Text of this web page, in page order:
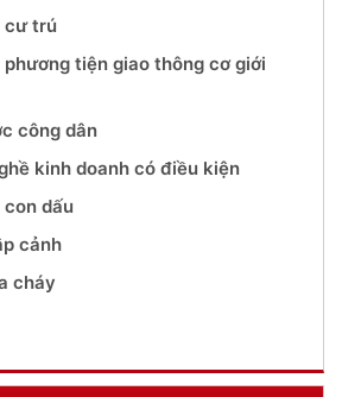
cư trú
tiện giao thông cơ giới
công dân
kinh doanh có điều kiện
dấu
cảnh
cháy